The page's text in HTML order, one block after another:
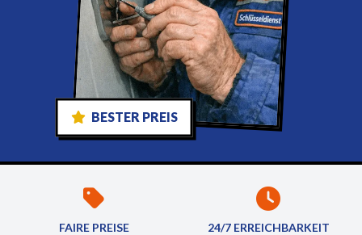
BESTER PREIS
FAIRE PREISE 24/7 ERREICHBARKEIT